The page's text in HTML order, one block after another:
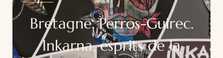
Bretagne. Perros-Guirec.
Inkarna, esprits de la